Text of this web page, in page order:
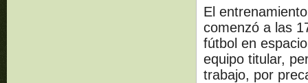
El
comenzó a las
fútbol en
equipo titular,
trabajo, por